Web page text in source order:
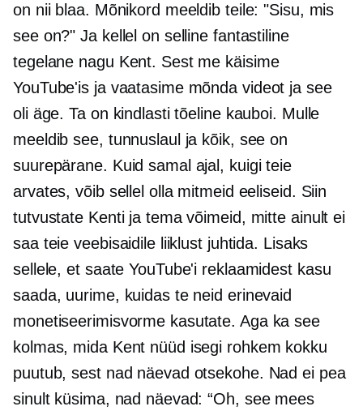
on nii blaa. Mõnikord meeldib teile: "Sisu, mis
see on?" Ja kellel on selline fantastiline
tegelane nagu Kent. Sest me käisime
YouTube'is ja vaatasime mõnda videot ja see
oli äge. Ta on kindlasti tõeline kauboi. Mulle
meeldib see, tunnuslaul ja kõik, see on
suurepärane. Kuid samal ajal, kuigi teie
arvates, võib sellel olla mitmeid eeliseid. Siin
tutvustate Kenti ja tema võimeid, mitte ainult ei
saa teie veebisaidile liiklust juhtida. Lisaks
sellele, et saate YouTube'i reklaamidest kasu
saada, uurime, kuidas te neid erinevaid
monetiseerimisvorme kasutate. Aga ka see
kolmas, mida Kent nüüd isegi rohkem kokku
puutub, sest nad näevad otsekohe. Nad ei pea
sinult küsima, nad näevad: “Oh, see mees